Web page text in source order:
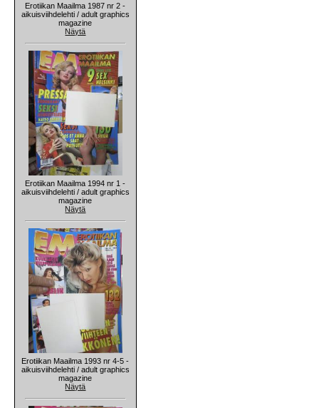
Erotiikan Maailma 1987 nr 2 -
aikuisviihdelehti / adult graphics
magazine
Näytä
Erotiikan Maailma 1994 nr 1 -
aikuisviihdelehti / adult graphics
magazine
Näytä
Erotiikan Maailma 1993 nr 4-5 -
aikuisviihdelehti / adult graphics
magazine
Näytä